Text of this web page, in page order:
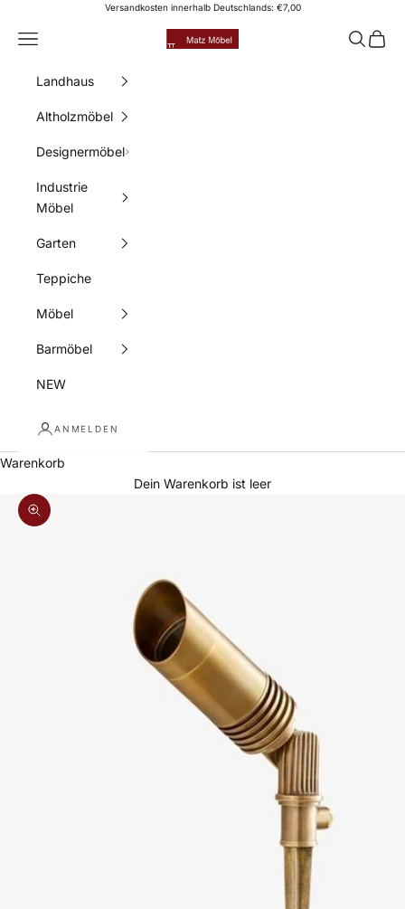
Zum Inhalt springenVersandkosten innerhalb Deutschlands: €7,00
Matz Möbel
Menü Suchen
Landhaus
Altholzmöbel
Designermöbel
Industrie
Möbel
Garten
Teppiche
Möbel
Barmöbel
NEW
ANMELDEN
Warenkorb
Dein Warenkorb ist leer
Bild vergrößern